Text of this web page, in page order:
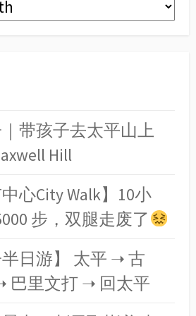
｜带孩子去太平山上
Hill
中心City Walk】10小
步，双腿走废了
半日游】 太平 ➝ 古
巴里文打 ➝ 回太平